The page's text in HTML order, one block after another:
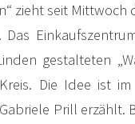
zieht seit Mittwoch
gestalteten
Die Idee ist im
Prill erzählt.